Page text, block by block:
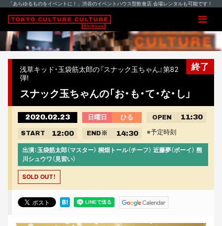
「あらゆるものをイベントに！」渋谷のイベントハウス型飲食店 会場レンタルも可能です！
終了
浅草キッド・玉袋筋太郎の『スナック玉ちゃん』第82
弾!
スナック玉ちゃんの「お・も・て・な・し」
2020.02.23 日曜日 ひる OPEN 11:30
START 12:00 END ※ 14:30 ※予定時刻
出演：玉袋筋太郎（マスター） 桐畑トール（チーフ） 近藤夢（ボーイ） 熊
川シュウワ（見習い）
SOLD OUT！